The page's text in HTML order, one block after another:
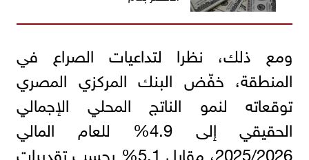
ومع ذلك، نظرا لتداعيات الصراع في
المنطقة، خفّض البنك المركزي المصري
توقعاته لنمو الناتج المحلي الإجمالي
الحقيقي إلى 4.9% للعام المالي
2025/2026، مقابل 5.1% بحسب تقديرات